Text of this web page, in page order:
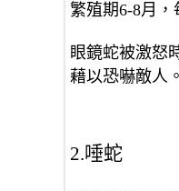
繁殖期6-8月，
眼鏡蛇被激怒
藉以恐嚇敵人。
2.唾蛇